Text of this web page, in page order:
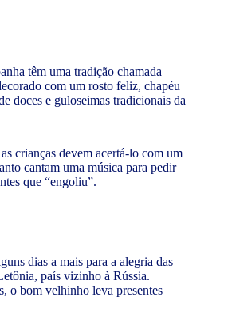
têm uma tradição chamada
com um rosto feliz, chapéu
doces e guloseimas tradicionais da
crianças devem acertá-lo com um
cantam uma música para pedir
que “engoliu”.
dias a mais para a alegria das
país vizinho à Rússia.
o bom velhinho leva presentes